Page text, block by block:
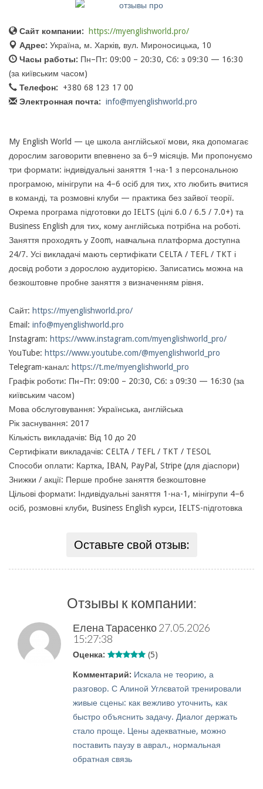
Сайт компании:
https://myenglishworld.pro/
Адрес: Україна, м. Харків, вул. Мироносицька, 10
Часы работы: Пн–Пт: 09:00 – 20:30, Сб: з 09:30 — 16:30
(за київським часом)
Телефон:
+380 68 123 17 00
Электронная почта: info@myenglishworld.pro
My English World — це школа англійської мови, яка допомагає
дорослим заговорити впевнено за 6–9 місяців. Ми пропонуємо
три формати: індивідуальні заняття 1-на-1 з персональною
програмою, мінігрупи на 4–6 осіб для тих, хто любить вчитися
в команді, та розмовні клуби — практика без зайвої теорії.
Окрема програма підготовки до IELTS (цілі 6.0 / 6.5 / 7.0+) та
Business English для тих, кому англійська потрібна на роботі.
Заняття проходять у Zoom, навчальна платформа доступна
24/7. Усі викладачі мають сертифікати CELTA / TEFL / TKT і
досвід роботи з дорослою аудиторією. Записатись можна на
безкоштовне пробне заняття з визначенням рівня.
Сайт: https://myenglishworld.pro/
Email: info@myenglishworld.pro
Instagram: https://www.instagram.com/myenglishworld_pro/
YouTube: https://www.youtube.com/@myenglishworld_pro
Telegram-канал: https://t.me/myenglishworld_pro
Графік роботи: Пн–Пт: 09:00 – 20:30, Сб: з 09:30 — 16:30 (за
київським часом)
Мова обслуговування: Українська, англійська
Рік заснування: 2017
Кількість викладачів: Від 10 до 20
Сертифікати викладачів: CELTA / TEFL / TKT / TESOL
Способи оплати: Картка, IBAN, PayPal, Stripe (для діаспори)
Знижки / акції: Перше пробне заняття безкоштовне
Цільові формати: Індивідуальні заняття 1-на-1, мінігрупи 4–6
осіб, розмовні клуби, Business English курси, IELTS-підготовка
Оставьте свой отзыв:
Отзывы к компании:
Елена Тарасенко27.05.2026
15:27:38
Оценка: (5)
Комментарий: Искала не теорию, а
разговор. С Алиной Углєватой тренировали
живые сцены: как вежливо уточнить, как
быстро объяснить задачу. Диалог держать
стало проще. Цены адекватные, можно
поставить паузу в аврал., нормальная
обратная связь